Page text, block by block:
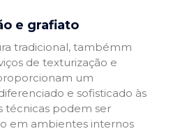
e grafiato
tradicional, tambémm
de texturização e
um
e sofisticado às
técnicas podem ser
em ambientes internos